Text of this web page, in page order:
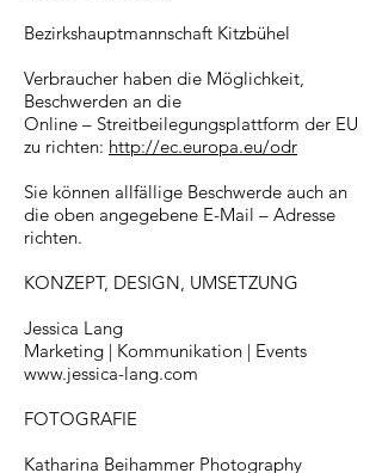
Bezirkshauptmannschaft Kitzbühel
Verbraucher haben die Möglichkeit,
Beschwerden an die
Online – Streitbeilegungsplattform der EU
zu richten: http://ec.europa.eu/odr
Sie können allfällige Beschwerde auch an
die oben angegebene E-Mail – Adresse
richten.
KONZEPT, DESIGN, UMSETZUNG
Jessica Lang
Marketing | Kommunikation | Events
www.jessica-lang.com
FOTOGRAFIE
Katharina Beihammer Photography